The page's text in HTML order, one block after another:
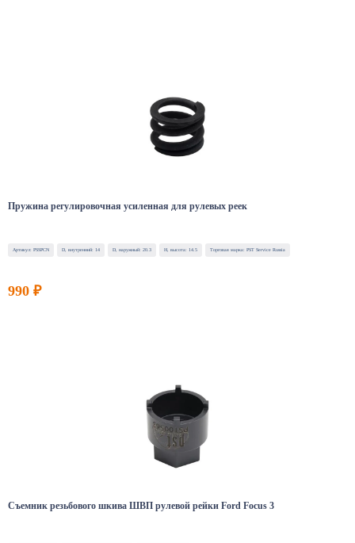
Пружина регулировочная усиленная для рулевых реек
Артикул: PSSPCN D, внутренний: 14 D, наружный: 20.3 H, высота: 14.5 Торговая марка: PST Service Russia
990 ₽
Съемник резьбового шкива ШВП рулевой рейки Ford Focus 3